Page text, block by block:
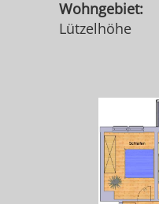
Wohngebiet:
Lützelhöhe